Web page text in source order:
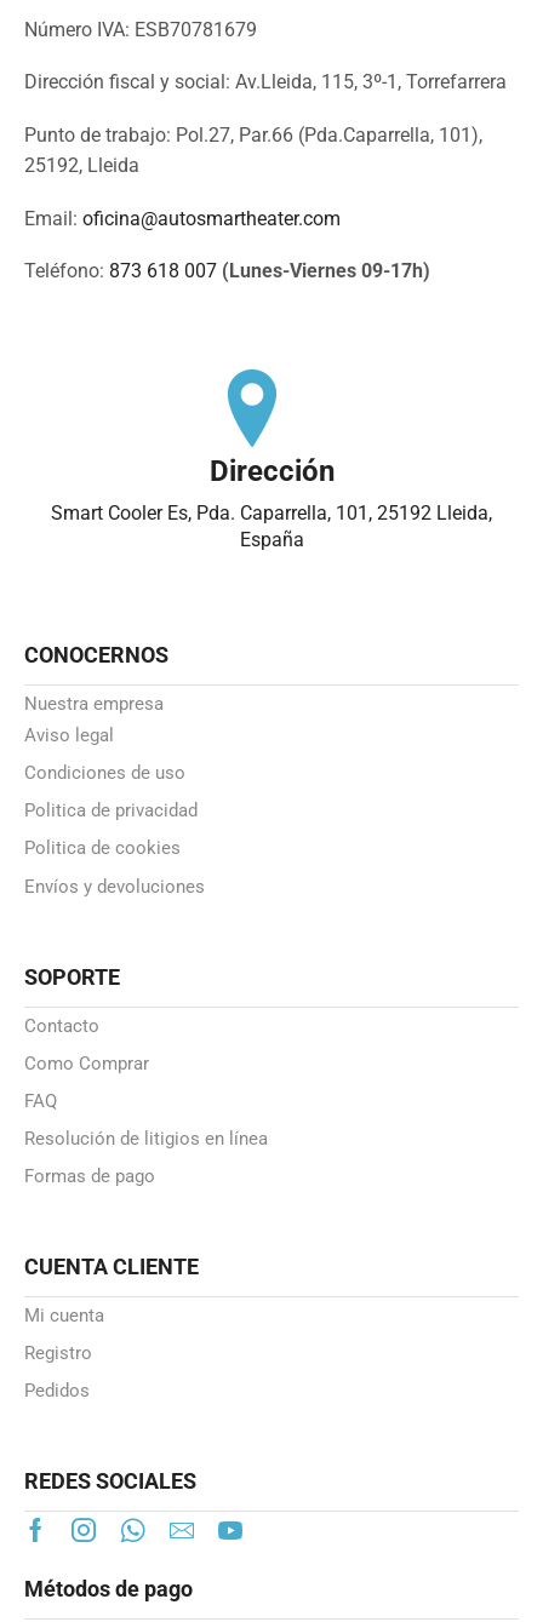
Número IVA: ESB70781679
Dirección fiscal y social: Av.Lleida, 115, 3º-1, Torrefarrera
Punto de trabajo: Pol.27, Par.66 (Pda.Caparrella, 101),
25192, Lleida
Email: oficina@autosmartheater.com
Teléfono: 873 618 007 (Lunes-Viernes 09-17h)
Dirección
Smart Cooler Es, Pda. Caparrella, 101, 25192 Lleida,
España
CONOCERNOS
Nuestra empresa
Aviso legal
Condiciones de uso
Politica de privacidad
Politica de cookies
Envíos y devoluciones
SOPORTE
Contacto
Como Comprar
FAQ
Resolución de litigios en línea
Formas de pago
CUENTA CLIENTE
Mi cuenta
Registro
Pedidos
REDES SOCIALES
Métodos de pago